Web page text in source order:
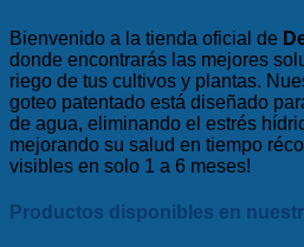
Bienvenido a la tienda oficial de
donde encontrarás las mejores
riego de tus cultivos y plantas.
goteo patentado está diseñado
de agua, eliminando el estrés
mejorando su salud en tiempo
visibles en solo 1 a 6 meses!
Productos disponibles en